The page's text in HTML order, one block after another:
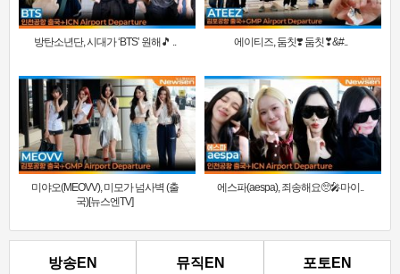
방탄소년단, 시대가 ‘BTS’ 원해🎵 .. 에이티즈, 둠칫❣️ 둠칫❣&#..
미야오(MEOVV), 미모가 넘사벽 (출
국)[뉴스엔TV]
에스파(aespa), 죄송해요🥺🎤마이..
방송EN 뮤직EN 포토EN